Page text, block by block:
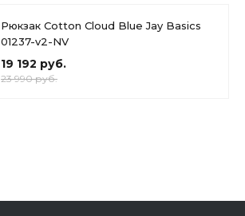
Рюкзак Cotton Cloud Blue Jay Basics
01237-v2-NV
19 192 руб.
23 990 руб.